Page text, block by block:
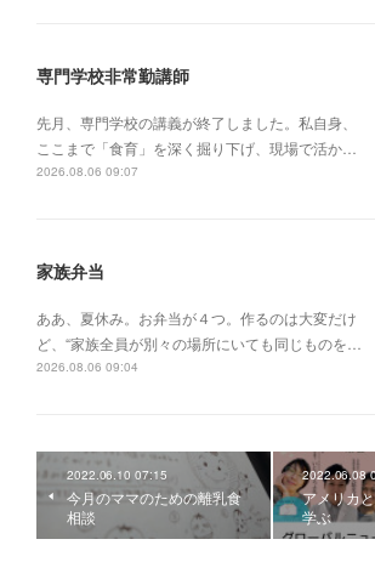
専門学校非常勤講師
先月、専門学校の講義が終了しました。私自身、
ここまで「食育」を深く掘り下げ、現場で活か…
2026.08.06 09:07
家族弁当
ああ、夏休み。お弁当が４つ。作るのは大変だけ
ど、“家族全員が別々の場所にいても同じものを…
2026.08.06 09:04
2022.06.10 07:15
今月のママのための離乳食
相談
2022.06.08
アメリカ
学ぶ